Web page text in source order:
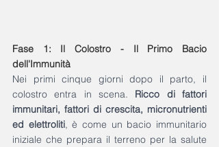
Fase 1: Il Colostro - Il Primo Bacio
dell'Immunità
Nei primi cinque giorni dopo il parto, il
colostro entra in scena. Ricco di fattori
immunitari, fattori di crescita, micronutrienti
ed elettroliti, è come un bacio immunitario
iniziale che prepara il terreno per la salute